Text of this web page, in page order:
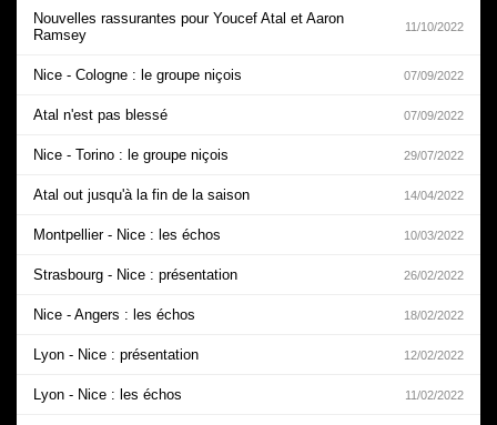
Nouvelles rassurantes pour Youcef Atal et Aaron
Ramsey
11/10/2022
Nice - Cologne : le groupe niçois 07/09/2022
Atal n'est pas blessé 07/09/2022
Nice - Torino : le groupe niçois 29/07/2022
Atal out jusqu'à la fin de la saison 14/04/2022
Montpellier - Nice : les échos 10/03/2022
Strasbourg - Nice : présentation 26/02/2022
Nice - Angers : les échos 18/02/2022
Lyon - Nice : présentation 12/02/2022
Lyon - Nice : les échos 11/02/2022